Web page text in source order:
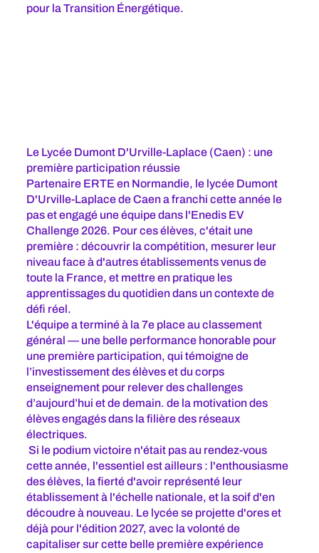
pour la Transition Énergétique.
Le Lycée Dumont D'Urville-Laplace (Caen) : une
première participation réussie
Partenaire ERTE en Normandie, le lycée Dumont
D'Urville-Laplace de Caen a franchi cette année le
pas et engagé une équipe dans l'Enedis EV
Challenge 2026. Pour ces élèves, c'était une
première : découvrir la compétition, mesurer leur
niveau face à d'autres établissements venus de
toute la France, et mettre en pratique les
apprentissages du quotidien dans un contexte de
défi réel.
L'équipe a terminé à la 7e place au classement
général — une belle performance honorable pour
une première participation, qui témoigne de
l’investissement des élèves et du corps
enseignement pour relever des challenges
d’aujourd’hui et de demain. de la motivation des
élèves engagés dans la filière des réseaux
électriques.
Si le podium victoire n'était pas au rendez-vous
cette année, l'essentiel est ailleurs : l'enthousiasme
des élèves, la fierté d'avoir représenté leur
établissement à l'échelle nationale, et la soif d'en
découdre à nouveau. Le lycée se projette d'ores et
déjà pour l'édition 2027, avec la volonté de
capitaliser sur cette belle première expérience